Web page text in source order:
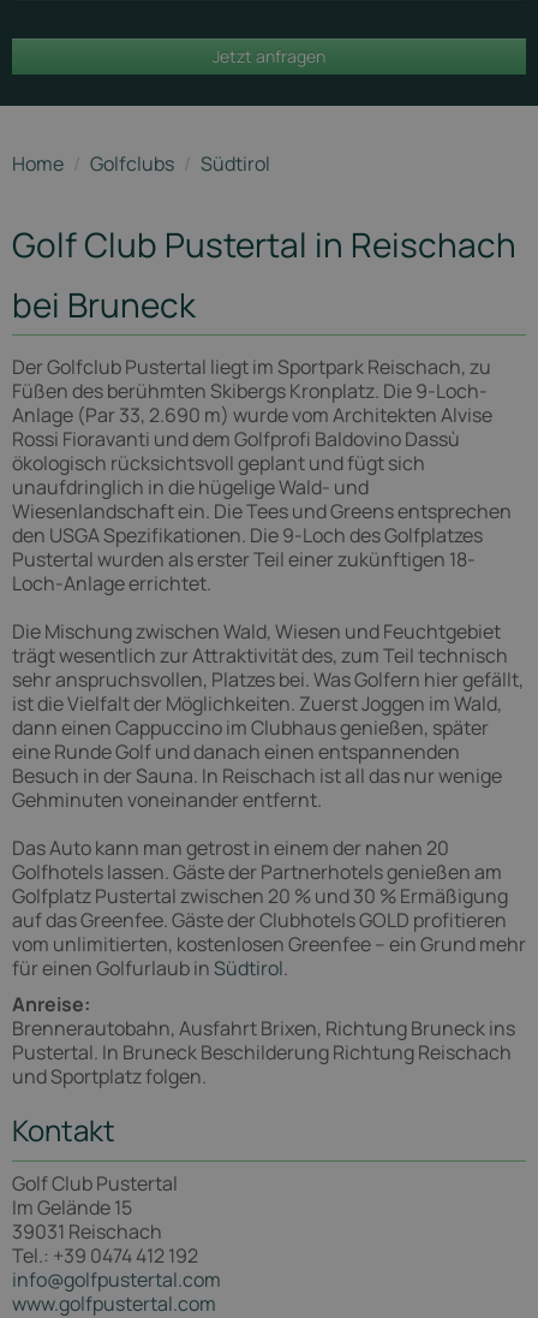
Golfclub
Pustertal Jetzt anfragen
Home / Golfclubs / Südtirol
Golf Club Pustertal in Reischach
bei Bruneck
Der Golfclub Pustertal liegt im Sportpark Reischach, zu
Füßen des berühmten Skibergs Kronplatz. Die 9-Loch-
Anlage (Par 33, 2.690 m) wurde vom Architekten Alvise
Rossi Fioravanti und dem Golfprofi Baldovino Dassù
ökologisch rücksichtsvoll geplant und fügt sich
unaufdringlich in die hügelige Wald- und
Wiesenlandschaft ein. Die Tees und Greens entsprechen
den USGA Spezifikationen. Die 9-Loch des Golfplatzes
Pustertal wurden als erster Teil einer zukünftigen 18-
Loch-Anlage errichtet.
Die Mischung zwischen Wald, Wiesen und Feuchtgebiet
trägt wesentlich zur Attraktivität des, zum Teil technisch
sehr anspruchsvollen, Platzes bei. Was Golfern hier gefällt,
ist die Vielfalt der Möglichkeiten. Zuerst Joggen im Wald,
dann einen Cappuccino im Clubhaus genießen, später
eine Runde Golf und danach einen entspannenden
Besuch in der Sauna. In Reischach ist all das nur wenige
Gehminuten voneinander entfernt.
Das Auto kann man getrost in einem der nahen 20
Golfhotels lassen. Gäste der Partnerhotels genießen am
Golfplatz Pustertal zwischen 20 % und 30 % Ermäßigung
auf das Greenfee. Gäste der Clubhotels GOLD profitieren
vom unlimitierten, kostenlosen Greenfee – ein Grund mehr
für einen Golfurlaub inSüdtirol.
Anreise:
Brennerautobahn, Ausfahrt Brixen, Richtung Bruneck ins
Pustertal. In Bruneck Beschilderung Richtung Reischach
und Sportplatz folgen.
Kontakt
Golf Club Pustertal
Im Gelände 15
39031 Reischach
Tel.: +39 0474 412 192
info@golfpustertal.com
www.golfpustertal.com